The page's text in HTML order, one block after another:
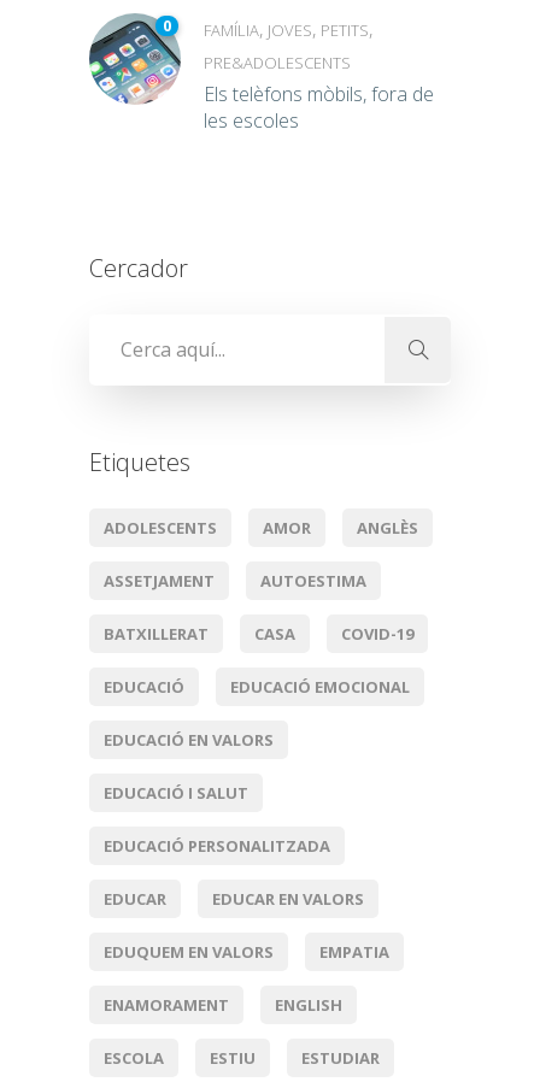
0 FAMÍLIA, JOVES, PETITS,
PRE&ADOLESCENTS
Els telèfons mòbils, fora de
les escoles
Cercador
Etiquetes
ADOLESCENTS AMOR ANGLÈS
ASSETJAMENT AUTOESTIMA
BATXILLERAT CASA COVID-19
EDUCACIÓ EDUCACIÓ EMOCIONAL
EDUCACIÓ EN VALORS
EDUCACIÓ I SALUT
EDUCACIÓ PERSONALITZADA
EDUCAR EDUCAR EN VALORS
EDUQUEM EN VALORS EMPATIA
ENAMORAMENT ENGLISH
ESCOLA ESTIU ESTUDIAR